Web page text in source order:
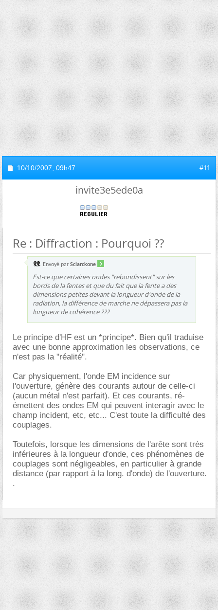
10/10/2007, 09h47 #11
invite3e5ede0a
Re : Diffraction : Pourquoi ??
Envoyé par Sclarckone
Est-ce que certaines ondes "rebondissent" sur les
bords de la fentes et que du fait que la fente a des
dimensions petites devant la longueur d'onde de la
radiation, la différence de marche ne dépassera pas la
longueur de cohérence ???
Le principe d'HF est un *principe*. Bien qu'il traduise
avec une bonne approximation les observations, ce
n'est pas la "réalité".
Car physiquement, l'onde EM incidence sur
l'ouverture, génère des courants autour de celle-ci
(aucun métal n'est parfait). Et ces courants, ré-
émettent des ondes EM qui peuvent interagir avec le
champ incident, etc, etc... C'est toute la difficulté des
couplages.
Toutefois, lorsque les dimensions de l'arête sont très
inférieures à la longueur d'onde, ces phénomènes de
couplages sont négligeables, en particulier à grande
distance (par rapport à la long. d'onde) de l'ouverture.
.